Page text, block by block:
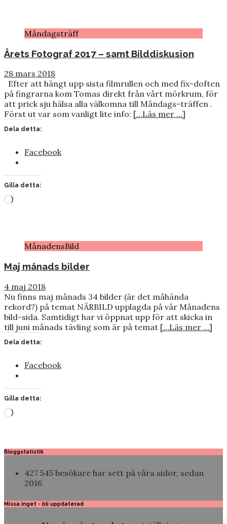
Måndagsträff
Årets Fotograf 2017 – samt Bilddiskusion
28 mars 2018
Efter att hängt upp sista filmrullen och med fix-doften
på fingrarna kom Tomas direkt från vårt mörkrum, för
att prick sju hälsa alla välkomna till Måndags-träffen .
Först ut var som vanligt lite info: […Läs mer …]
Dela detta:
Facebook
Gilla detta:
Laddar
MånadensBild
Maj månads bilder
4 maj 2018
Nu finns maj månads 34 bilder (är det måhända
rekord?) på temat NÄRBILD upplagda på vår Månadens
bild-sida. Samtidigt har vi öppnat upp för att skicka in
till juni månads tävling som är på temat […Läs mer …]
Dela detta:
Facebook
Gilla detta:
Laddar
Bloggstatistik
427 545 besökare har sett på våra sidor, sedan
2016
Missa inget - bli uppdaterad